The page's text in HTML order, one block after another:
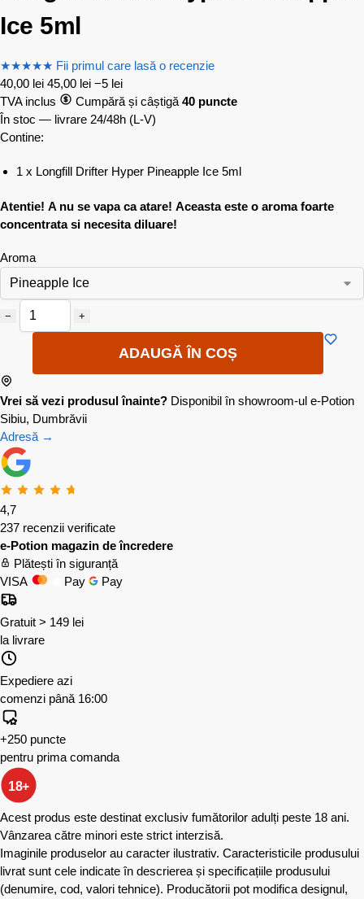
Ice 5ml
★★★★★ Fii primul care lasă o recenzie
40,00 lei 45,00 lei −5 lei
TVA inclus
Cumpără și câștigă 40 puncte
În stoc — livrare 24/48h (L-V)
Contine:
1 x Longfill Drifter Hyper Pineapple Ice 5ml
Atentie! A nu se vapa ca atare! Aceasta este o aroma foarte
concentrata si necesita diluare!
Aroma
− +
ADAUGĂ ÎN COȘ
Vrei să vezi produsul înainte? Disponibil în showroom-ul e-Potion
Sibiu, Dumbrăvii
Adresă →
4,7
237 recenzii verificate
e-Potion magazin de încredere
Plătești în siguranță
VISA
Pay Pay
Gratuit > 149 lei
la livrare
Expediere azi
comenzi până 16:00
+250 puncte
pentru prima comanda
18+
Acest produs este destinat exclusiv fumătorilor adulți peste 18 ani.
Vânzarea către minori este strict interzisă.
Imaginile produselor au caracter ilustrativ. Caracteristicile produsului
livrat sunt cele indicate în descrierea și specificațiile produsului
(denumire, cod, valori tehnice). Producătorii pot modifica designul,